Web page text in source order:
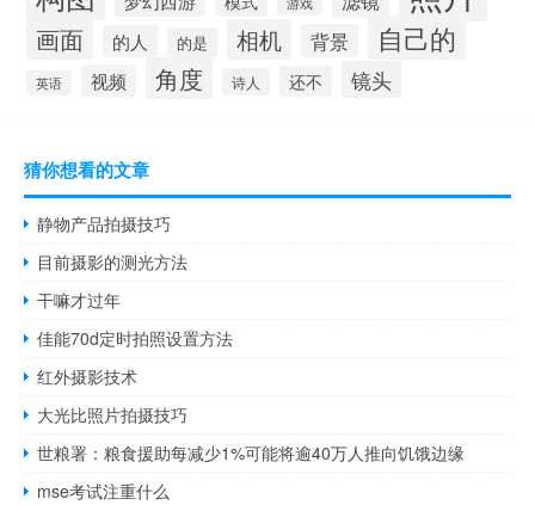
画面 的人 的是 相机 背景 自己的
英语 视频 角度 诗人 还不 镜头
猜你想看的文章
静物产品拍摄技巧
目前摄影的测光方法
干嘛才过年
佳能70d定时拍照设置方法
红外摄影技术
大光比照片拍摄技巧
世粮署：粮食援助每减少1%可能将逾40万人推向饥饿边缘
mse考试注重什么